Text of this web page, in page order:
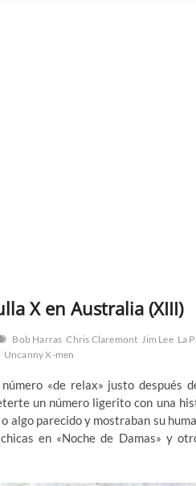
X en Australia (XIII)
Bob Harras Chris Claremont Jim Lee La
Uncanny X-men
«de relax» justo después
un número ligerito con una
algo parecido y mostraban su
en «Noche de Damas» y